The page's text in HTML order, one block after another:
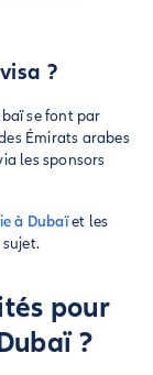
?
se font par
Émirats arabes
les sponsors
à Dubaïet les
pour
?